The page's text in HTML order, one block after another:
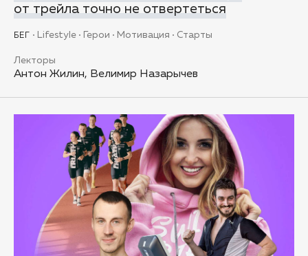
от трейла точно не отвертеться
БЕГ Lifestyle Герои Мотивация Старты
Лекторы
Антон Жилин, Велимир Назарычев